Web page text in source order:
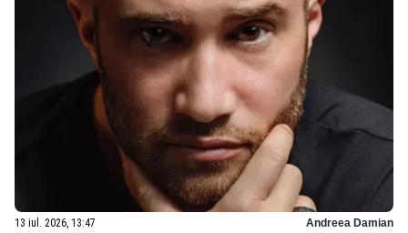
13 iul. 2026, 13:47 Andreea Damian